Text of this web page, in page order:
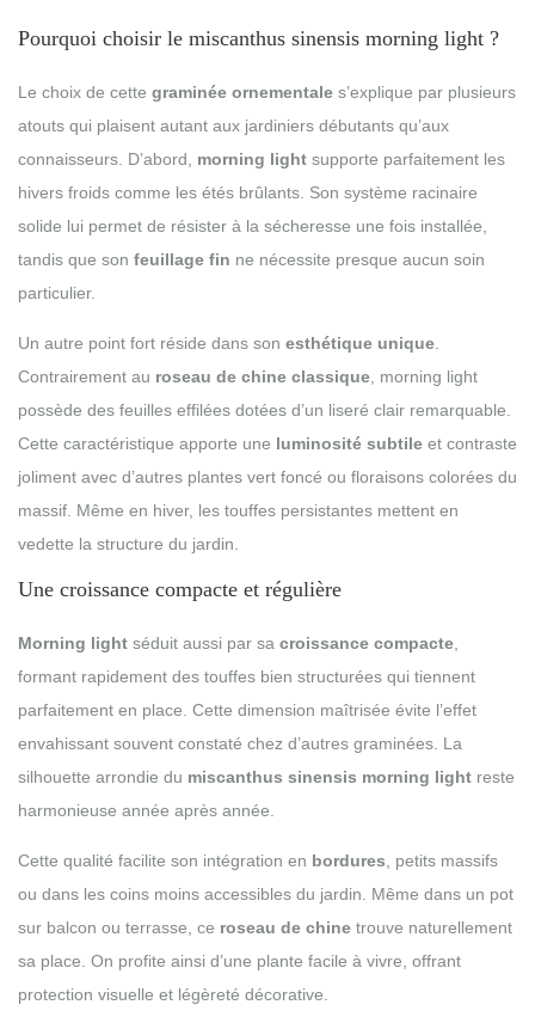
Pourquoi choisir le miscanthus sinensis morning light ?
Le choix de cette graminée ornementale s’explique par plusieurs
atouts qui plaisent autant aux jardiniers débutants qu’aux
connaisseurs. D’abord, morning light supporte parfaitement les
hivers froids comme les étés brûlants. Son système racinaire
solide lui permet de résister à la sécheresse une fois installée,
tandis que son feuillage fin ne nécessite presque aucun soin
particulier.
Un autre point fort réside dans son esthétique unique
Contrairement au roseau de chine classique , morning light
possède des feuilles effilées dotées d’un liseré clair remarquable.
Cette caractéristique apporte une luminosité subtile et contraste
joliment avec d’autres plantes vert foncé ou floraisons colorées du
massif. Même en hiver, les touffes persistantes mettent en
vedette la structure du jardin.
Une croissance compacte et régulière
Morning light séduit aussi par sa croissance compacte
formant rapidement des touffes bien structurées qui tiennent
parfaitement en place. Cette dimension maîtrisée évite l’effet
envahissant souvent constaté chez d’autres graminées. La
silhouette arrondie du miscanthus sinensis morning light reste
harmonieuse année après année.
Cette qualité facilite son intégration en bordures , petits massifs
ou dans les coins moins accessibles du jardin. Même dans un pot
sur balcon ou terrasse, ce roseau de chine trouve naturellement
sa place. On profite ainsi d’une plante facile à vivre, offrant
protection visuelle et légèreté décorative.